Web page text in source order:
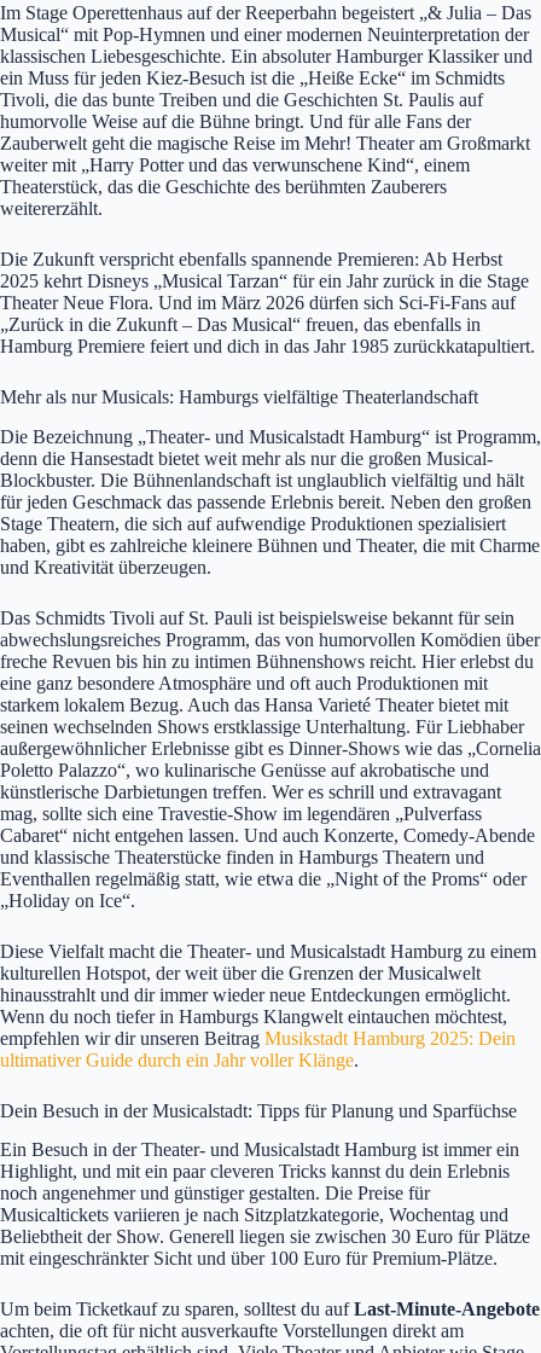
Im Stage Operettenhaus auf der Reeperbahn begeistert „& Julia – Das
Musical“ mit Pop-Hymnen und einer modernen Neuinterpretation der
klassischen Liebesgeschichte. Ein absoluter Hamburger Klassiker und
ein Muss für jeden Kiez-Besuch ist die „Heiße Ecke“ im Schmidts
Tivoli, die das bunte Treiben und die Geschichten St. Paulis auf
humorvolle Weise auf die Bühne bringt. Und für alle Fans der
Zauberwelt geht die magische Reise im Mehr! Theater am Großmarkt
weiter mit „Harry Potter und das verwunschene Kind“, einem
Theaterstück, das die Geschichte des berühmten Zauberers
weitererzählt.
Die Zukunft verspricht ebenfalls spannende Premieren: Ab Herbst
2025 kehrt Disneys „Musical Tarzan“ für ein Jahr zurück in die Stage
Theater Neue Flora. Und im März 2026 dürfen sich Sci-Fi-Fans auf
„Zurück in die Zukunft – Das Musical“ freuen, das ebenfalls in
Hamburg Premiere feiert und dich in das Jahr 1985 zurückkatapultiert.
Mehr als nur Musicals: Hamburgs vielfältige Theaterlandschaft
Die Bezeichnung „Theater- und Musicalstadt Hamburg“ ist Programm,
denn die Hansestadt bietet weit mehr als nur die großen Musical-
Blockbuster. Die Bühnenlandschaft ist unglaublich vielfältig und hält
für jeden Geschmack das passende Erlebnis bereit. Neben den großen
Stage Theatern, die sich auf aufwendige Produktionen spezialisiert
haben, gibt es zahlreiche kleinere Bühnen und Theater, die mit Charme
und Kreativität überzeugen.
Das Schmidts Tivoli auf St. Pauli ist beispielsweise bekannt für sein
abwechslungsreiches Programm, das von humorvollen Komödien über
freche Revuen bis hin zu intimen Bühnenshows reicht. Hier erlebst du
eine ganz besondere Atmosphäre und oft auch Produktionen mit
starkem lokalem Bezug. Auch das Hansa Varieté Theater bietet mit
seinen wechselnden Shows erstklassige Unterhaltung. Für Liebhaber
außergewöhnlicher Erlebnisse gibt es Dinner-Shows wie das „Cornelia
Poletto Palazzo“, wo kulinarische Genüsse auf akrobatische und
künstlerische Darbietungen treffen. Wer es schrill und extravagant
mag, sollte sich eine Travestie-Show im legendären „Pulverfass
Cabaret“ nicht entgehen lassen. Und auch Konzerte, Comedy-Abende
und klassische Theaterstücke finden in Hamburgs Theatern und
Eventhallen regelmäßig statt, wie etwa die „Night of the Proms“ oder
„Holiday on Ice“.
Diese Vielfalt macht die Theater- und Musicalstadt Hamburg zu einem
kulturellen Hotspot, der weit über die Grenzen der Musicalwelt
hinausstrahlt und dir immer wieder neue Entdeckungen ermöglicht.
Wenn du noch tiefer in Hamburgs Klangwelt eintauchen möchtest,
empfehlen wir dir unseren Beitrag Musikstadt Hamburg 2025: Dein
ultimativer Guide durch ein Jahr voller Klänge.
Dein Besuch in der Musicalstadt: Tipps für Planung und Sparfüchse
Ein Besuch in der Theater- und Musicalstadt Hamburg ist immer ein
Highlight, und mit ein paar cleveren Tricks kannst du dein Erlebnis
noch angenehmer und günstiger gestalten. Die Preise für
Musicaltickets variieren je nach Sitzplatzkategorie, Wochentag und
Beliebtheit der Show. Generell liegen sie zwischen 30 Euro für Plätze
mit eingeschränkter Sicht und über 100 Euro für Premium-Plätze.
Um beim Ticketkauf zu sparen, solltest du aufLast-Minute-Angebote
achten, die oft für nicht ausverkaufte Vorstellungen direkt am